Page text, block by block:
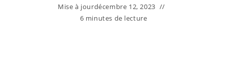
Mise à jourdécembre 12, 2023
6 minutes de lecture